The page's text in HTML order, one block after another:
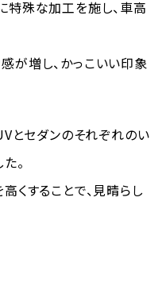
特殊な加工を施し、車高
が増し、かっこいい印象
とセダンのそれぞれのい
。
くすることで、見晴らし